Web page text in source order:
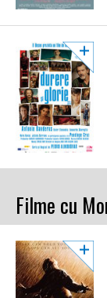
Filme cu